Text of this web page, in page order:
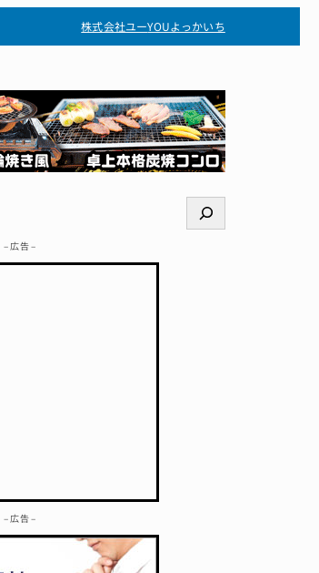
株式会社ユーYOUよっかいち
検
索
– 広告 –
– 広告 –